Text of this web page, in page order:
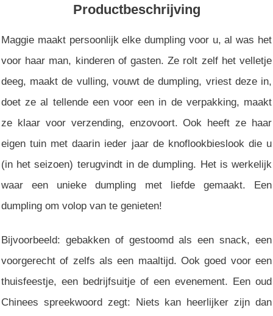
Productbeschrijving
Maggie maakt persoonlijk elke dumpling voor u, al was het
voor haar man, kinderen of gasten. Ze rolt zelf het velletje
deeg, maakt de vulling, vouwt de dumpling, vriest deze in,
doet ze al tellende een voor een in de verpakking, maakt
ze klaar voor verzending, enzovoort. Ook heeft ze haar
eigen tuin met daarin ieder jaar de knoflookbieslook die u
(in het seizoen) terugvindt in de dumpling. Het is werkelijk
waar een unieke dumpling met liefde gemaakt. Een
dumpling om volop van te genieten!
Bijvoorbeeld: gebakken of gestoomd als een snack, een
voorgerecht of zelfs als een maaltijd. Ook goed voor een
thuisfeestje, een bedrijfsuitje of een evenement. Een oud
Chinees spreekwoord zegt: Niets kan heerlijker zijn dan